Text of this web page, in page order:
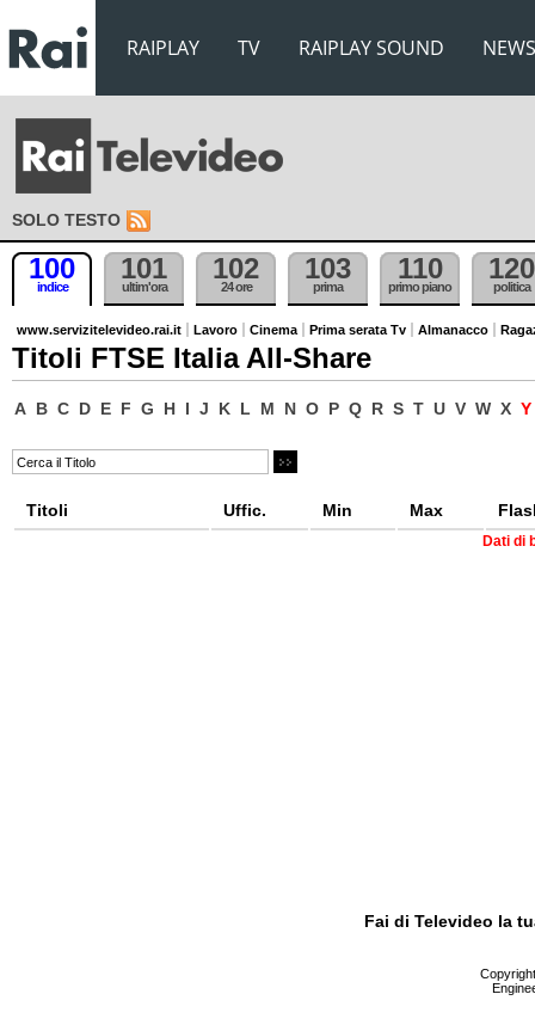
RAIPLAY TV RAIPLAY SOUND NEWS
SOLO TESTO
100
indice
101
ultim'ora
102
24 ore
103
prima
110
primo piano
120
politica
www.servizitelevideo.rai.it Lavoro Cinema Prima serata Tv Almanacco
Titoli FTSE Italia All-Share
A B C D E F G H I J K L M N O P Q R S T U V W X Y
Titoli Uffic. Min Max
Dati di
Fai di Televideo la